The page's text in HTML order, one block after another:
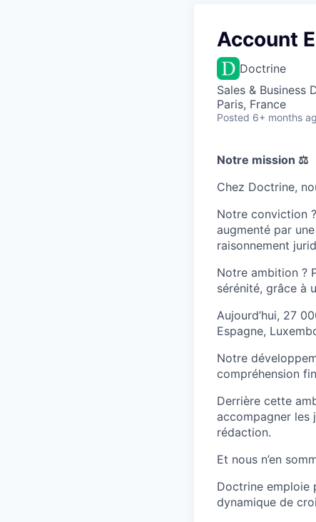
Account
Doctrine
Sales & Business
Paris, France
Posted 6+ months
Notre mission ⚖️
Chez Doctrine,
Notre conviction
augmenté par
raisonnement
Notre ambition ?
sérénité, grâce à
Aujourd’hui, 27
Espagne,
Notre
compréhension
Derrière cette
accompagner les
rédaction.
Et nous n’en
Doctrine emploie
dynamique de